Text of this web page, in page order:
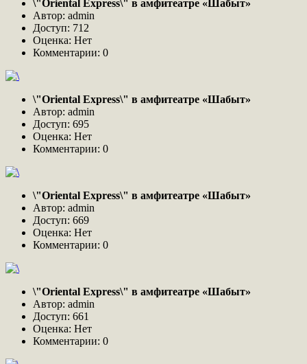
\"Oriental Express\" в амфитеатре «Шабыт»
Автор: admin
Доступ: 712
Оценка: Нет
Комментарии: 0
\"Oriental Express\" в амфитеатре «Шабыт»
Автор: admin
Доступ: 695
Оценка: Нет
Комментарии: 0
\"Oriental Express\" в амфитеатре «Шабыт»
Автор: admin
Доступ: 669
Оценка: Нет
Комментарии: 0
\"Oriental Express\" в амфитеатре «Шабыт»
Автор: admin
Доступ: 661
Оценка: Нет
Комментарии: 0